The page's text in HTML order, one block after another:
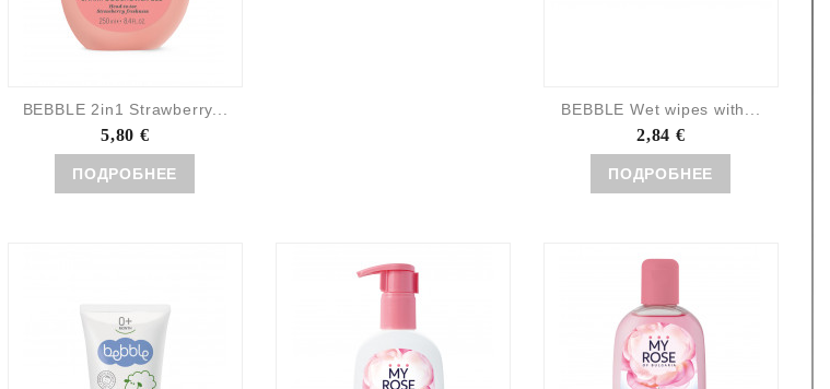
BEBBLE 2in1 Strawberry...
5,80 €
ПОДРОБНЕЕ
BEBBLE Wet wipes with...
2,84 €
ПОДРОБНЕЕ